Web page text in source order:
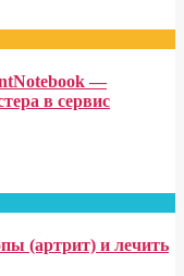
—
в сервис
(артрит) и лечить